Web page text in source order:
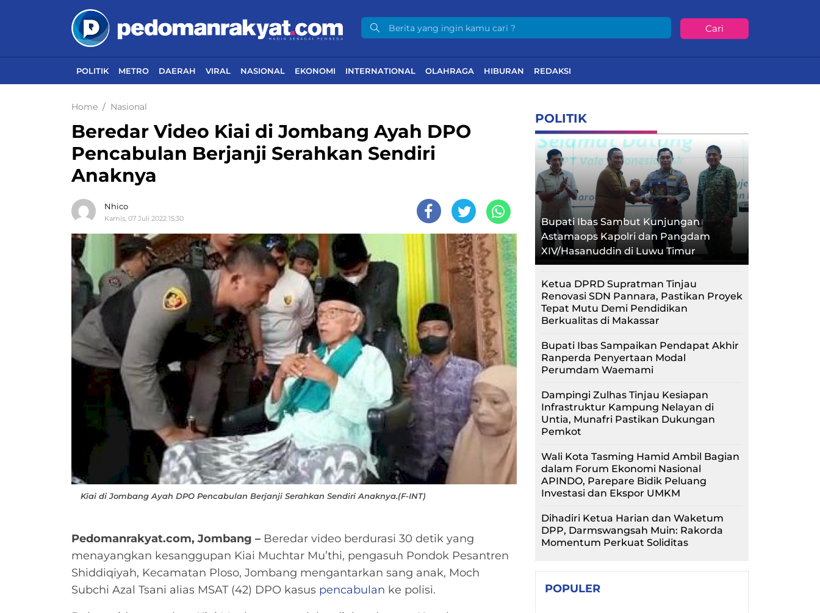
Cari
POLITIK METRO DAERAH VIRAL NASIONAL EKONOMI INTERNATIONAL OLAHRAGA HIBURAN REDAKSI
Home Nasional
Beredar Video Kiai di Jombang Ayah DPO
Pencabulan Berjanji Serahkan Sendiri
Anaknya
Nhico
Kamis, 07 Juli 2022 15:30
Kiai di Jombang Ayah DPO Pencabulan Berjanji Serahkan Sendiri Anaknya.(F-INT)
Pedomanrakyat.com, Jombang – Beredar video berdurasi 30 detik yang
menayangkan kesanggupan Kiai Muchtar Mu’thi, pengasuh Pondok Pesantren
Shiddiqiyah, Kecamatan Ploso, Jombang mengantarkan sang anak, Moch
Subchi Azal Tsani alias MSAT (42) DPO kasus pencabulan ke polisi.
POLITIK
Bupati Ibas Sambut Kunjungan
Astamaops Kapolri dan Pangdam
XIV/Hasanuddin di Luwu Timur
Ketua DPRD Supratman Tinjau
Renovasi SDN Pannara, Pastikan Proyek
Tepat Mutu Demi Pendidikan
Berkualitas di Makassar
Bupati Ibas Sampaikan Pendapat Akhir
Ranperda Penyertaan Modal
Perumdam Waemami
Dampingi Zulhas Tinjau Kesiapan
Infrastruktur Kampung Nelayan di
Untia, Munafri Pastikan Dukungan
Pemkot
Wali Kota Tasming Hamid Ambil Bagian
dalam Forum Ekonomi Nasional
APINDO, Parepare Bidik Peluang
Investasi dan Ekspor UMKM
Dihadiri Ketua Harian dan Waketum
DPP, Darmswangsah Muin: Rakorda
Momentum Perkuat Soliditas
POPULER